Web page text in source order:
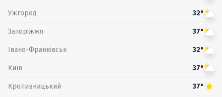
Ужгород 32°
Запоріжжя 37°
Івано-Франківськ 32°
Київ 37°
Кропивницький 37°